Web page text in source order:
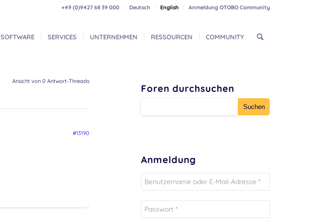
Deutsch English Anmeldung OTOBO Community
+49 (0)9427 68 39 000
SOFTWARE SERVICES UNTERNEHMEN RESSOURCEN COMMUNITY
Ansicht von 0 Antwort-Threads
#13190
Foren durchsuchen
Anmeldung